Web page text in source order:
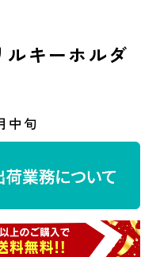
キーホルダ
中旬